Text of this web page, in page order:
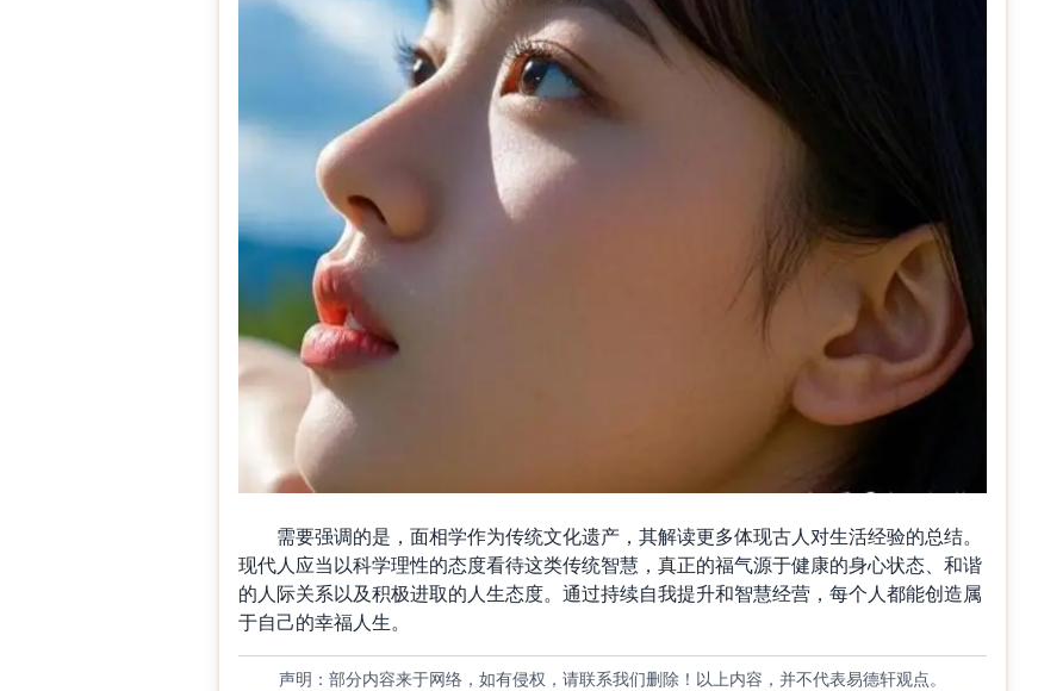
需要强调的是，面相学作为传统文化遗产，其解读更多体现古人对生活经验的总结。
现代人应当以科学理性的态度看待这类传统智慧，真正的福气源于健康的身心状态、和谐
的人际关系以及积极进取的人生态度。通过持续自我提升和智慧经营，每个人都能创造属
于自己的幸福人生。
声明：部分内容来于网络，如有侵权，请联系我们删除！以上内容，并不代表易德轩观点。